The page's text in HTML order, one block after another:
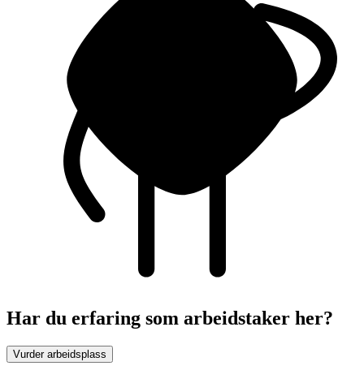
Har du erfaring som arbeidstaker her?
Vurder arbeidsplass